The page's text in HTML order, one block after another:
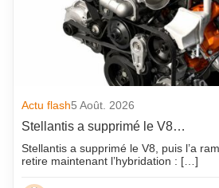
Actu flash5 Août. 2026
Stellantis a supprimé le V8…
Stellantis a supprimé le V8, puis l’a
retire maintenant l’hybridation : […]